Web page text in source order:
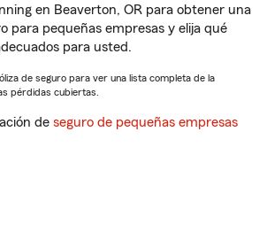
en Beaverton, OR para obtener una
para pequeñas empresas y elija qué
para usted.
de seguro para ver una lista completa de la
pérdidas cubiertas.
de seguro de pequeñas empresas